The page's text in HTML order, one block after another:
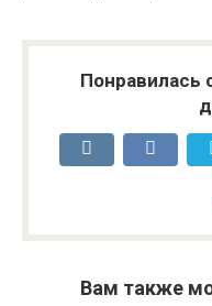
Понравилась
Вам также